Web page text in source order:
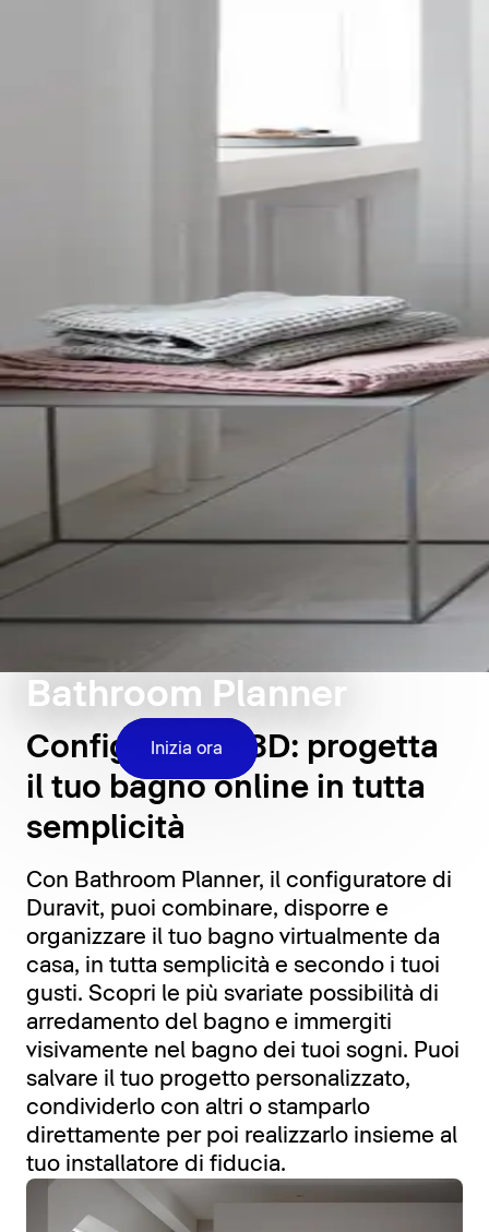
Bathroom Planner
Inizia ora
Configuratore 3D: progetta
il tuo bagno online in tutta
semplicità
Con Bathroom Planner, il configuratore di
Duravit, puoi combinare, disporre e
organizzare il tuo bagno virtualmente da
casa, in tutta semplicità e secondo i tuoi
gusti. Scopri le più svariate possibilità di
arredamento del bagno e immergiti
visivamente nel bagno dei tuoi sogni. Puoi
salvare il tuo progetto personalizzato,
condividerlo con altri o stamparlo
direttamente per poi realizzarlo insieme al
tuo installatore di fiducia.